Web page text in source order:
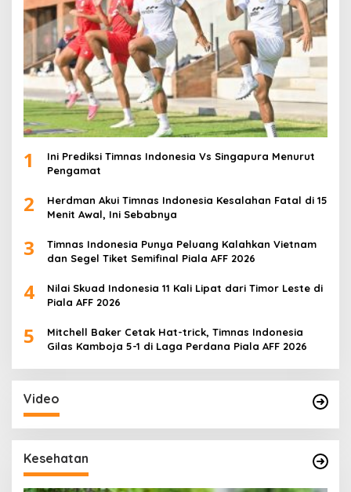
1
Ini Prediksi Timnas Indonesia Vs Singapura Menurut
Pengamat
2
Herdman Akui Timnas Indonesia Kesalahan Fatal di 15
Menit Awal, Ini Sebabnya
3
Timnas Indonesia Punya Peluang Kalahkan Vietnam
dan Segel Tiket Semifinal Piala AFF 2026
4
Nilai Skuad Indonesia 11 Kali Lipat dari Timor Leste di
Piala AFF 2026
5
Mitchell Baker Cetak Hat-trick, Timnas Indonesia
Gilas Kamboja 5-1 di Laga Perdana Piala AFF 2026
Video
Kesehatan